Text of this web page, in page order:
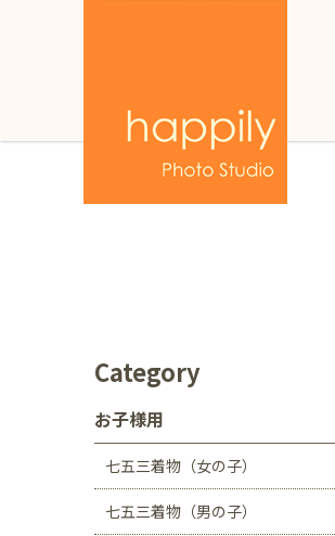
Category
お子様用
七五三着物（女の子）
七五三着物（男の子）